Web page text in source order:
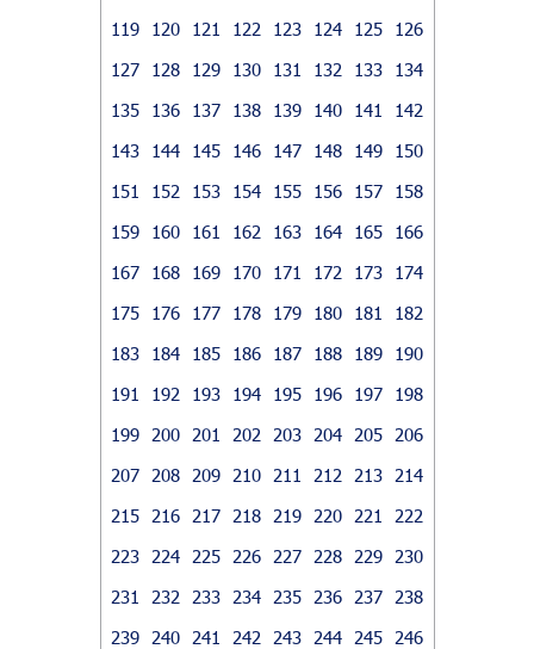
119
120 121 122 123 124 125
126
127
128 129 130 131 132 133
134
135
136 137 138 139 140 141
142
143
144 145 146 147 148 149
150
151
152 153 154 155 156 157
158
159
160 161 162 163 164 165
166
167
168 169 170 171 172 173
174
175
176 177 178 179 180 181
182
183
184 185 186 187 188 189
190
191
192 193 194 195 196 197
198
199
200 201 202 203 204 205
206
207
208 209 210 211 212 213
214
215
216 217 218 219 220 221
222
223
224 225 226 227 228 229
230
231
232 233 234 235 236 237
238
239
240 241 242 243 244 245
246